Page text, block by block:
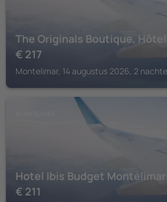
The Originals Boutique,
€ 217
Montelimar, 14 augustus 2026, 2
Hotel Ibis Budget Montélimar
€ 211